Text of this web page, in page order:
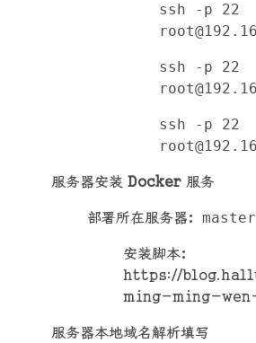
ssh -p 22
ssh -p 22
ssh -p 22
服务器安装 Docker 服务
部署所在服务器： master
安装脚本：
https://
ming-ming-
服务器本地域名解析填写